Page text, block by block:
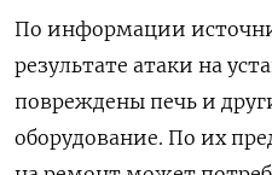
По информации
результате атаки на
повреждены печь и
оборудование. По их